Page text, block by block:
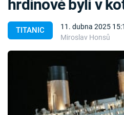
Témata
Témata
TV Program
TITANIC
11. dubna 2025
Miroslav Honsů
hrdinové byli v